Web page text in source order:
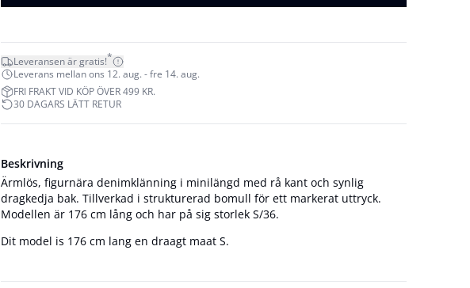
Leveransen är gratis!*
Leverans mellan ons 12. aug. - fre 14. aug.
FRI FRAKT VID KÖP ÖVER 499 KR.
30 DAGARS LÄTT RETUR
Beskrivning
Ärmlös, figurnära denimklänning i minilängd med rå kant och synlig
dragkedja bak. Tillverkad i strukturerad bomull för ett markerat uttryck.
Modellen är 176 cm lång och har på sig storlek S/36.
Dit model is 176 cm lang en draagt maat S.